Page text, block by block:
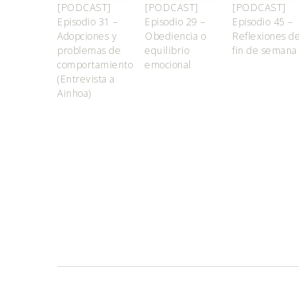
[PODCAST]
Episodio 31 –
Adopciones y
problemas de
comportamiento
(Entrevista a
Ainhoa)
[PODCAST]
Episodio 29 –
Obediencia o
equilibrio
emocional
[PODCAST]
Episodio 45 –
Reflexiones de
fin de semana